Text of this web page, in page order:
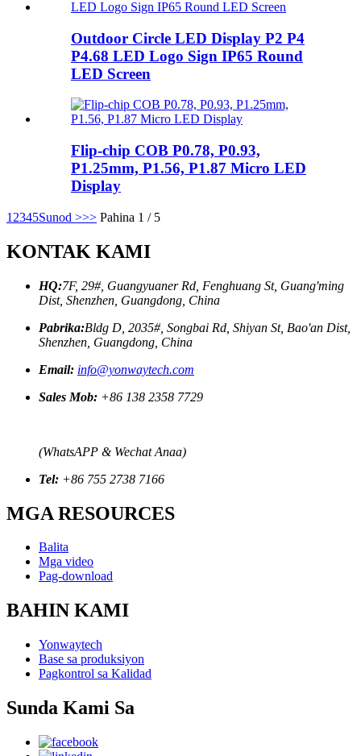
Outdoor Circle LED Display P2 P4
P4.68 LED Logo Sign IP65 Round
LED Screen
Flip-chip COB P0.78, P0.93,
P1.25mm, P1.56, P1.87 Micro LED
Display
1 2345Sunod >>> Pahina 1 / 5
KONTAK KAMI
HQ:7F, 29#, Guangyuaner Rd, Fenghuang St, Guang'ming
Dist, Shenzhen, Guangdong, China
Pabrika:Bldg D, 2035#, Songbai Rd, Shiyan St, Bao'an Dist,
Shenzhen, Guangdong, China
Email: info@yonwaytech.com
Sales Mob: +86 138 2358 7729
(WhatsAPP & Wechat Anaa)
Tel: +86 755 2738 7166
MGA RESOURCES
Balita
Mga video
Pag-download
BAHIN KAMI
Yonwaytech
Base sa produksiyon
Pagkontrol sa Kalidad
Sunda Kami Sa